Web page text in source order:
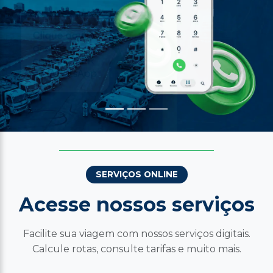
SERVIÇOS ONLINE
Acesse nossos serviços
Facilite sua viagem com nossos serviços digitais.
Calcule rotas, consulte tarifas e muito mais.